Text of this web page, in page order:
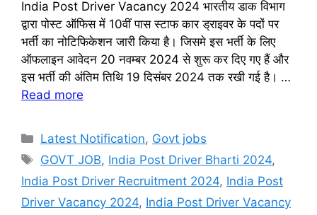
India Post Driver Vacancy 2024 भारतीय डाक विभाग
द्वारा पोस्ट ऑफिस में 10वीं पास स्टाफ कार ड्राइवर के पदों पर
भर्ती का नोटिफिकेशन जारी किया है। जिसमे इस भर्ती के लिए
ऑफलाइन आवेदन 20 नवम्बर 2024 से शुरू कर दिए गए हैं और
इस भर्ती की अंतिम तिथि 19 दिसंबर 2024 तक रखी गई है। …
Read more
Categories
Latest Notification, Govt jobs
Tags
GOVT JOB, India Post Driver Bharti 2024,
India Post Driver Recruitment 2024, India Post
Driver Vacancy 2024, India Post Driver Vacancy